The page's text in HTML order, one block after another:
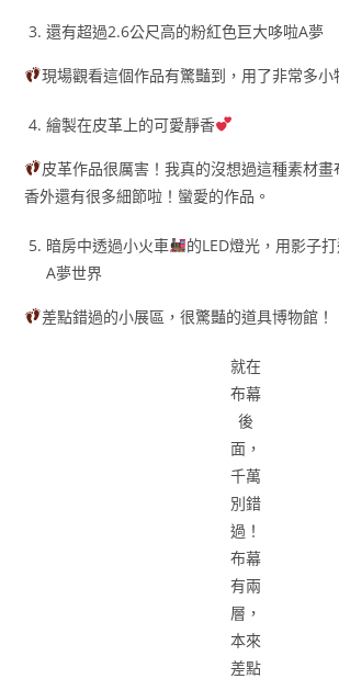
還有超過2.6公尺高的粉紅色巨大哆啦A夢
現場觀看這個作品有驚豔到，用了非常多小
繪製在皮革上的可愛靜香
皮革作品很厲害！我真的沒想過這種素材
香外還有很多細節啦！蠻愛的作品。
暗房中透過小火車
的LED燈光，用影子
A夢世界
差點錯過的小展區，很驚豔的道具博物館！
就在
布幕
後
面，
千萬
別錯
過！
布幕
有兩
層，
本來
差點